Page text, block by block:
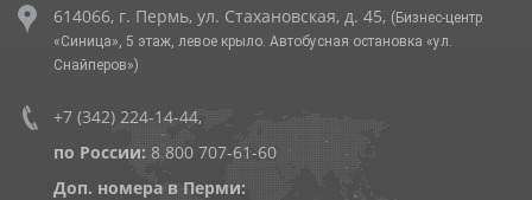
614066, г. Пермь, ул. Стахановская, д. 45, (Бизнес-центр
«Синица», 5 этаж, левое крыло. Автобусная остановка «ул.
Снайперов»)
+7 (342) 224-14-44,
по России: 8 800 707-61-60
Доп. номера в Перми: